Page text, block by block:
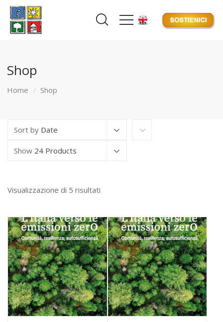
Shop
Home Shop
Sort by Date
Show 24 Products
Visualizzazione di 5 risultati